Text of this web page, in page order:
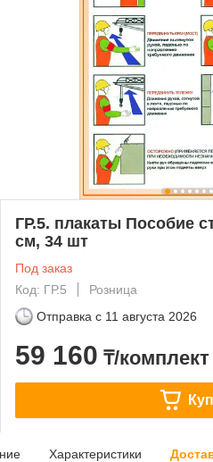
ГР.5. плакаты Пособие
см, 34 шт
Под заказ
Код: ГР.5
Розница
Отправка с 11 августа 2026
59 160 ₸/комплект
Характеристики